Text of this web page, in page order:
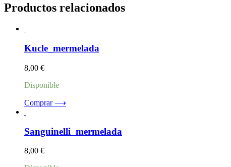
Productos relacionados
Kucle_mermelada
8,00 €
Disponible
Comprar ⟶
Sanguinelli_mermelada
8,00 €